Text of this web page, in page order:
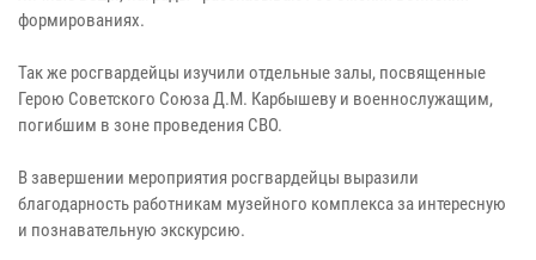
формированиях.
Так же росгвардейцы изучили отдельные залы, посвященные
Герою Советского Союза Д.М. Карбышеву и военнослужащим,
погибшим в зоне проведения СВО.
В завершении мероприятия росгвардейцы выразили
благодарность работникам музейного комплекса за интересную
и познавательную экскурсию.